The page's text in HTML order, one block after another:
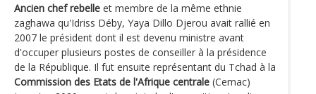
Ancien chef rebelle et membre de la même ethnie
zaghawa qu'Idriss Déby, Yaya Dillo Djerou avait rallié en
2007 le président dont il est devenu ministre avant
d'occuper plusieurs postes de conseiller à la présidence
de la République. Il fut ensuite représentant du Tchad à la
Commission des Etats de l'Afrique centrale (Cemac)